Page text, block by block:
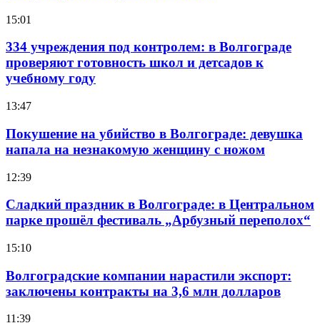
15:01
334 учреждения под контролем: в Волгограде
проверяют готовность школ и детсадов к
учебному году
13:47
Покушение на убийство в Волгограде: девушка
напала на незнакомую женщину с ножом
12:39
Сладкий праздник в Волгограде: в Центральном
парке прошёл фестиваль „Арбузный переполох“
15:10
Волгоградские компании нарастили экспорт:
заключены контракты на 3,6 млн долларов
11:39